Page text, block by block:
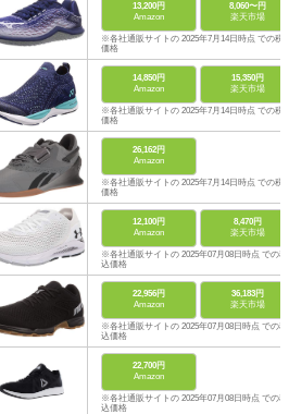
13,200円
Amazon
8,060〜円
楽天市場
※各社通販サイトの 2025年7月14日時点 での税
価格
14,850円
Amazon
15,350円
楽天市場
※各社通販サイトの 2025年7月14日時点 での税
価格
26,162円
Amazon
※各社通販サイトの 2025年7月14日時点 での税
価格
12,100円
Amazon
8,470円
楽天市場
※各社通販サイトの 2025年07月08日時点 での税
込価格
22,956円
Amazon
36,183円
楽天市場
※各社通販サイトの 2025年07月08日時点 での税
込価格
22,700円
Amazon
※各社通販サイトの 2025年07月08日時点 での税
込価格